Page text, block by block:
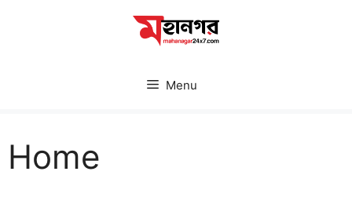
Menu
Home